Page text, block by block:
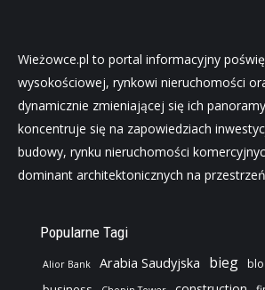
Wieżowce.pl to portal informacyjny
wysokościowej, rynkowi nieruchomości
dynamicznie zmieniającej się ich
koncentruje się na zapowiedziach
budowy, rynku nieruchomości
dominant architektonicznych na
Popularne Tagi
Alior Bank Arabia Saudyjska bieg